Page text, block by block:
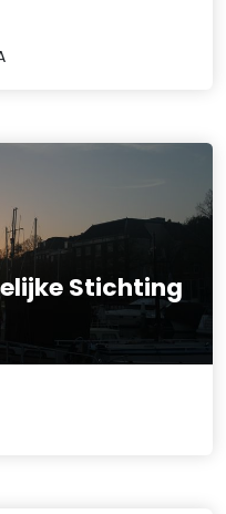
Stichting